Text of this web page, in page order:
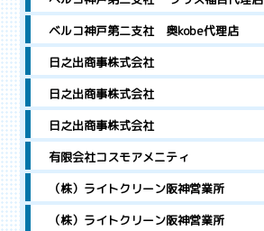
ベルコ神戸第二支社 奥kobe代理店
日之出商事株式会社
日之出商事株式会社
日之出商事株式会社
有限会社コスモアメニティ
（株）ライトクリーン阪神営業所
（株）ライトクリーン阪神営業所